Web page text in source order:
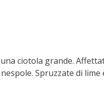
ciotola grande.
Spruzzate di lime